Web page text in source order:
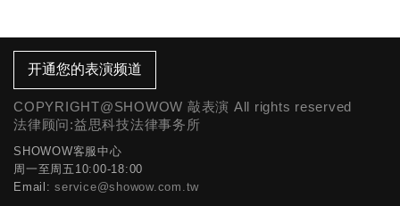
开通您的表演频道
COPYRIGHT@SHOWOW 敲表演 All rights reserved
法律顾问:益思科技法律事务所
SHOWOW客服中心
周一至周五10:00-18:00
Email:service@showow.com.tw